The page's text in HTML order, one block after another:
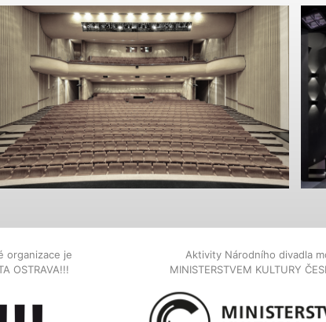
organizace je
OSTRAVA!!!
Aktivity Národního divadla
MINISTERSTVEM KULTURY